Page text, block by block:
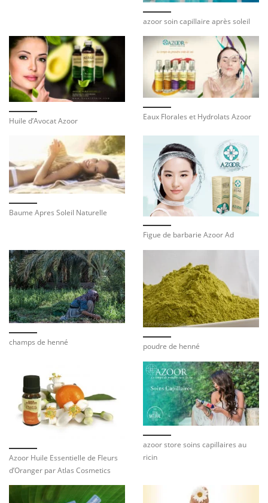
azoor soin capillaire après soleil
Huile d’Avocat Azoor Eaux Florales et Hydrolats Azoor
Baume Apres Soleil Naturelle
Figue de barbarie Azoor Ad
champs de henné poudre de henné
Azoor Huile Essentielle de Fleurs
d’Oranger par Atlas Cosmetics
azoor store soins capillaires au
ricin